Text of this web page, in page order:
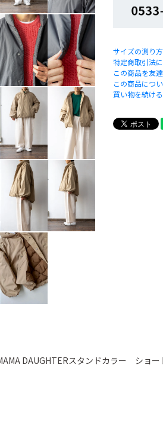
サイズの測り
特定商取引法
この商品を友
この商品につ
買い物を続ける
DAUGHTERスタンドカラー ショー